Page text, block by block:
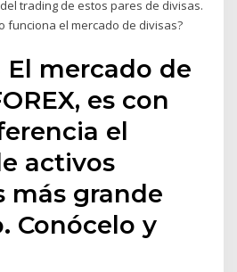
trading de estos pares de divisas.
funciona el mercado de divisas?
El mercado de
es con
el
activos
más grande
Conócelo y